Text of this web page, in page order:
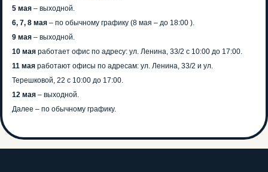
5 мая – выходной.
6, 7, 8 мая – по обычному графику (8 мая – до 18:00 ).
9 мая – выходной.
10 мая работает офис по адресу: ул. Ленина, 33/2 с 10:00 до 17:00.
11 мая работают офисы по адресам: ул. Ленина, 33/2 и ул.
Терешковой, 22 с 10:00 до 17:00.
12 мая – выходной.
Далее – по обычному графику.
НА НАС В СОЦИАЛЬНЫХ СЕТЯХ!
ПОДПИШИСЬ